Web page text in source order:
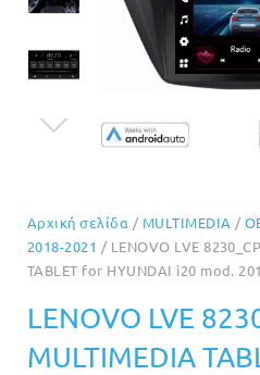
Αρχική σελίδα / MULTIMEDIA /
2018-2021 / LENOVO LVE
TABLET for HYUNDAI i20 mod.
LENOVO LVE
MULTIMEDIA